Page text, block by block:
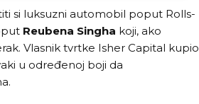
si luksuzni automobil poput Rolls-
Reubena Singha koji, ako
Vlasnik tvrtke Isher Capital kupio
u određenoj boji da